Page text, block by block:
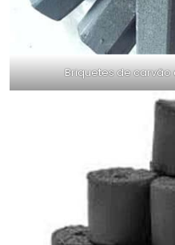
Briquetes de